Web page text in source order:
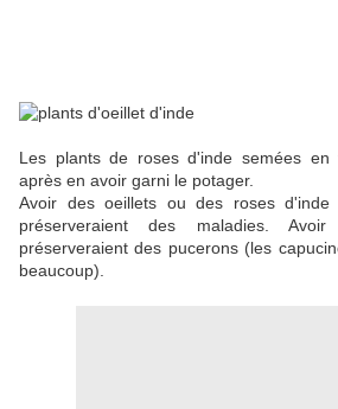
Les plants de roses d'inde semées
après en avoir garni le potager.
Avoir des oeillets ou des roses
préserveraient des maladies.
préserveraient des pucerons (les
beaucoup).